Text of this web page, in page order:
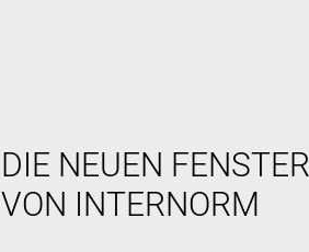
DIE NEUEN
VON INTERNORM